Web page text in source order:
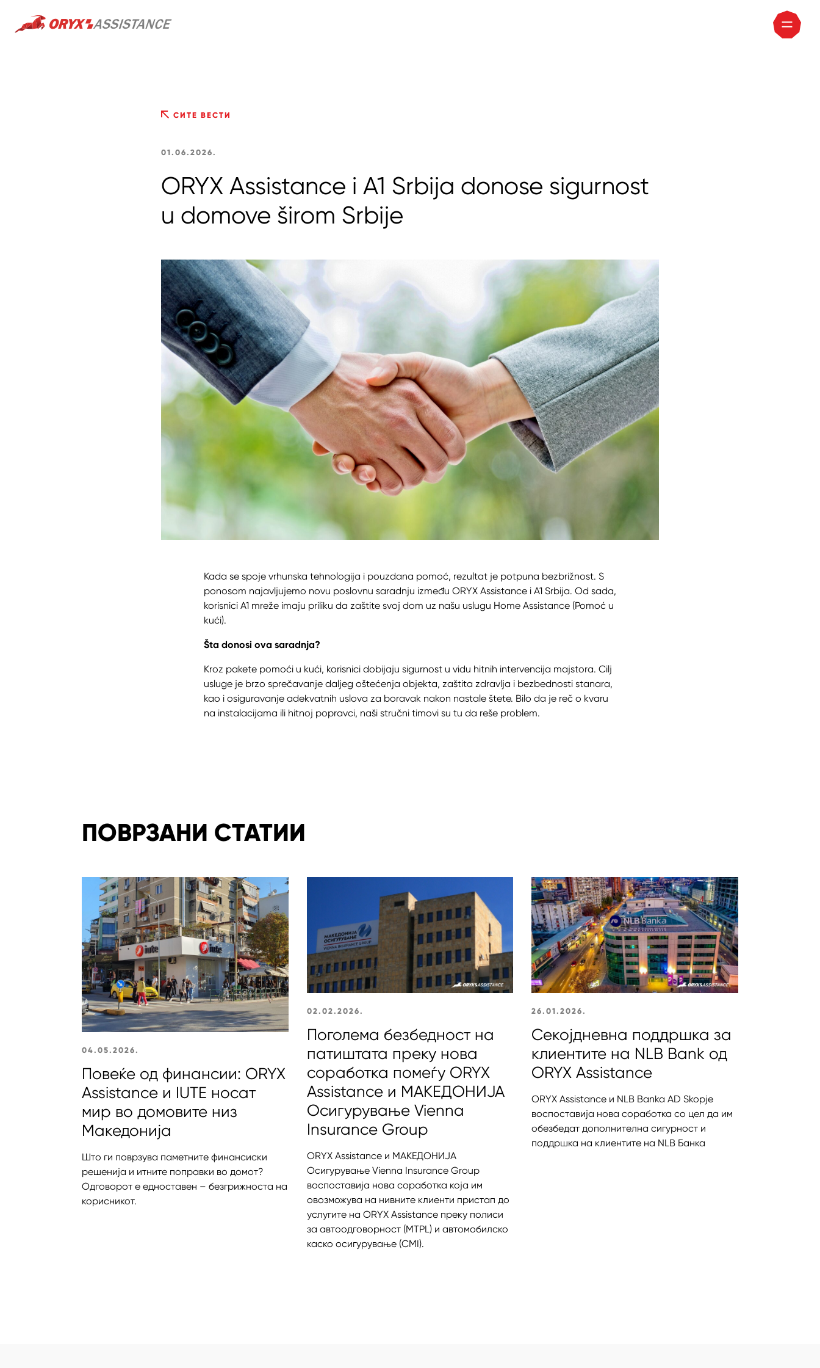
СИТЕ ВЕСТИ
01.06.2026.
ORYX Assistance i A1 Srbija donose sigurnost
u domove širom Srbije
Kada se spoje vrhunska tehnologija i pouzdana pomoć, rezultat je potpuna bezbrižnost. S
ponosom najavljujemo novu poslovnu saradnju između ORYX Assistance i A1 Srbija. Od sada,
korisnici A1 mreže imaju priliku da zaštite svoj dom uz našu uslugu Home Assistance (Pomoć u
kući).
Šta donosi ova saradnja?
Kroz pakete pomoći u kući, korisnici dobijaju sigurnost u vidu hitnih intervencija majstora. Cilj
usluge je brzo sprečavanje daljeg oštećenja objekta, zaštita zdravlja i bezbednosti stanara,
kao i osiguravanje adekvatnih uslova za boravak nakon nastale štete. Bilo da je reč o kvaru
na instalacijama ili hitnoj popravci, naši stručni timovi su tu da reše problem.
ПОВРЗАНИ СТАТИИ
04.05.2026.
Повеќе од финансии: ORYX
Assistance и IUTE носат
мир во домовите низ
Македонија
Што ги поврзува паметните финансиски
решенија и итните поправки во домот?
Одговорот е едноставен – безгрижноста на
корисникот.
02.02.2026.
Поголема безбедност на
патиштата преку нова
соработка помеѓу ORYX
Assistance и МАКЕДОНИЈА
Oсигурување Vienna
Insurance Group
ORYX Assistance и МАКЕДОНИЈА
Oсигурување Vienna Insurance Group
воспоставија нова соработка која им
овозможува на нивните клиенти пристап до
услугите на ORYX Assistance преку полиси
за автоодговорност (MTPL) и автомобилско
каско осигурување (CMI).
26.01.2026.
Секојдневна поддршка за
клиентите на NLB Bank од
ORYX Assistance
ORYX Assistance и NLB Banka AD Skopje
воспоставија нова соработка со цел да им
обезбедат дополнителна сигурност и
поддршка на клиентите на NLB Банка